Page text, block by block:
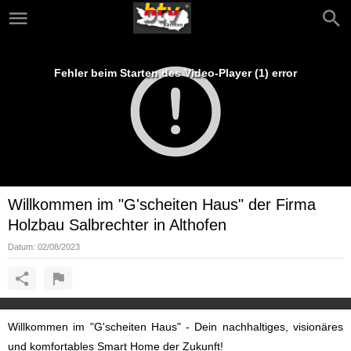
Fehler beim Starten des Video-Player (1) error
Willkommen im "G'scheiten Haus" der Firma
Holzbau Salbrechter in Althofen
Datum: 02/08/2023
Willkommen im "G'scheiten Haus" - Dein nachhaltiges, visionäres
und komfortables Smart Home der Zukunft!